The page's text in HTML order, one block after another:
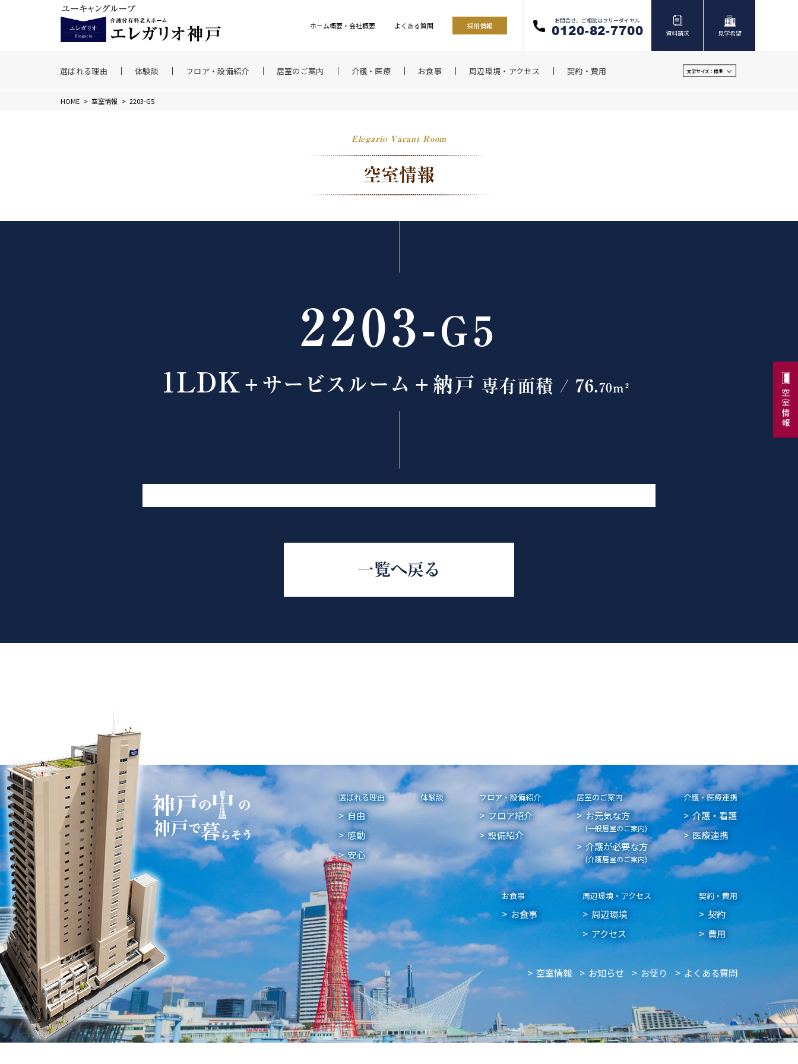
ホーム概要・会社概要 よくある質問 採用情報
お問合せ、ご相談はフリーダイヤル
0120-82-7700 資料請求 見学希望
選ばれる理由 体験談 フロア・設備紹介 居室のご案内 介護・医療 お食事 周辺環境・アクセス 契約・費用 文字サイズ： 標準
HOME > 空室情報 > 2203-G5
Elegario Vacant Room
空室情報
2203-G5
1LDK ＋サービスルーム＋納戸 専有面積 / 76.70m²
一覧へ戻る
選ばれる理由
自由
感動
安心
体験談 フロア・設備紹介
フロア紹介
設備紹介
居室のご案内
お元気な方
(一般居室のご案内)
介護が必要な方
(介護居室のご案内)
介護・医療連携
介護・看護
医療連携
お食事
お食事
周辺環境・アクセス
周辺環境
アクセス
契約・費用
契約
費用
空室情報 お知らせ お便り よくある質問